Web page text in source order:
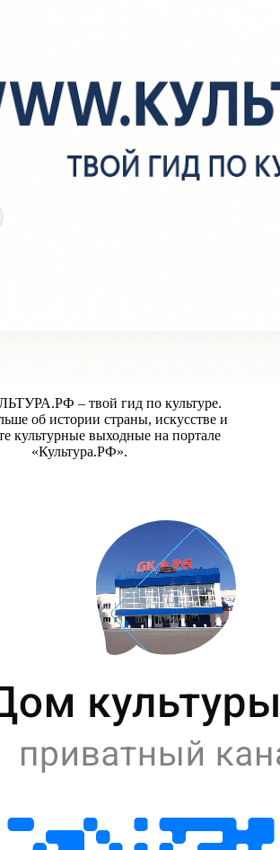
– твой гид по культуре.
об истории страны, искусстве и
культурные выходные на портале
«Культура.РФ».